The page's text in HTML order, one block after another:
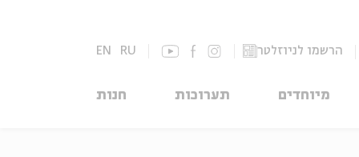
הרשמו לניוזלטר EN RU
מיוחדים תערוכות חנות